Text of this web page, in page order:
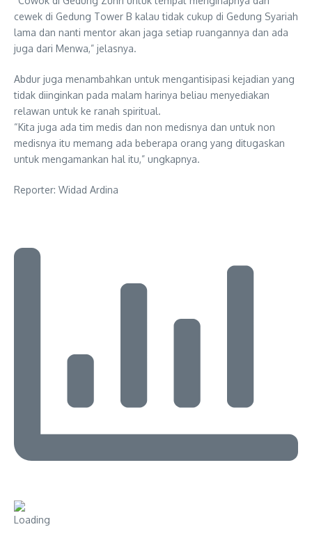
cewek di Gedung Tower B kalau tidak cukup di Gedung Syariah
lama dan nanti mentor akan jaga setiap ruangannya dan ada
juga dari Menwa,” jelasnya.
Abdur juga menambahkan untuk mengantisipasi kejadian yang
tidak diinginkan pada malam harinya beliau menyediakan
relawan untuk ke ranah spiritual.
“Kita juga ada tim medis dan non medisnya dan untuk non
medisnya itu memang ada beberapa orang yang ditugaskan
untuk mengamankan hal itu,” ungkapnya.
Reporter: Widad Ardina